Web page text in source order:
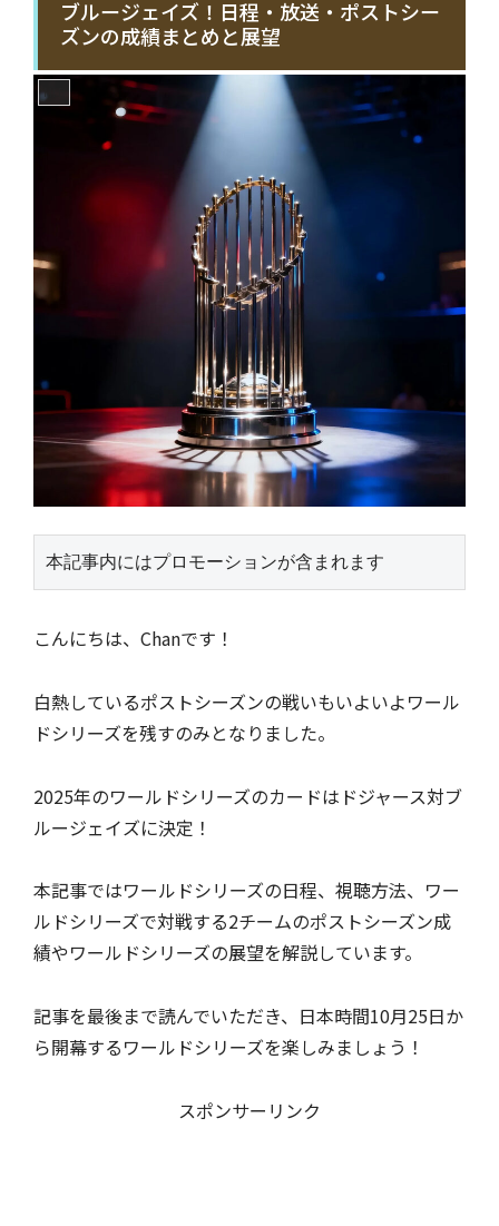
ブルージェイズ！日程・放送・ポストシー
ズンの成績まとめと展望
MLB
本記事内にはプロモーションが含まれます
こんにちは、Chanです！
白熱しているポストシーズンの戦いもいよいよワール
ドシリーズを残すのみとなりました。
2025年のワールドシリーズのカードはドジャース対ブ
ルージェイズに決定！
本記事ではワールドシリーズの日程、視聴方法、ワー
ルドシリーズで対戦する2チームのポストシーズン成
績やワールドシリーズの展望を解説しています。
記事を最後まで読んでいただき、日本時間10月25日か
ら開幕するワールドシリーズを楽しみましょう！
スポンサーリンク